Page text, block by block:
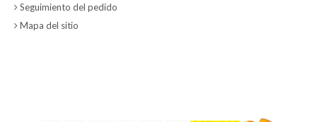
Seguimiento del pedido
Mapa del sitio